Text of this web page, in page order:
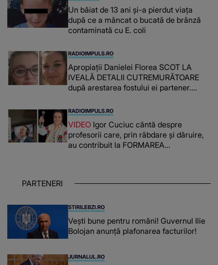
Un băiat de 13 ani și-a pierdut viața
după ce a mâncat o bucată de brânză
contaminată cu E. coli
RADIOIMPULS.RO
Apropiații Danielei Florea SCOT LA
IVEALĂ DETALII CUTREMURĂTOARE
după arestarea fostului ei partener.
românca ucisă în Italia și ascunsă în
lada unui pat: " Îmi pare rău că nu am
reușit să fac mai mult pentru ea și..."
RADIOIMPULS.RO
VIDEO Igor Cuciuc cântă despre
profesorii care, prin răbdare și dăruire,
au contribuit la FORMAREA
chiar și după trecerea anilor: "De
PARTENERI
STIRILEBZI.RO
Vești bune pentru români! Guvernul Ilie
Bolojan anunță plafonarea facturilor!
JURNALUL.RO